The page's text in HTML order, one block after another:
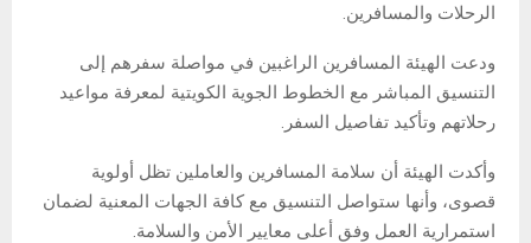
الرحلات والمسافرين.
ودعت الهيئة المسافرين الراغبين في مواصلة سفرهم إلى
التنسيق المباشر مع الخطوط الجوية الكويتية لمعرفة مواعيد
رحلاتهم وتأكيد تفاصيل السفر.
وأكدت الهيئة أن سلامة المسافرين والعاملين تظل أولوية
قصوى، وأنها ستواصل التنسيق مع كافة الجهات المعنية لضمان
استمرارية العمل وفق أعلى معايير الأمن والسلامة.